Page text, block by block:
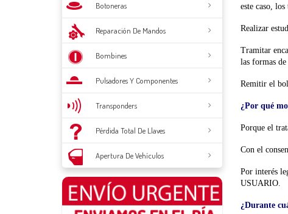
Botoneras
Reparación De Mandos
Bombines
Pulsadores Y Componentes
Transponders
Pérdida Total De Llaves
Apertura De Vehículos
este caso, los
Realizar
Tramitar
las formas
Remitir el
¿Por qué
Porque el
Con el
Por interés
USUARIO.
¿Durante